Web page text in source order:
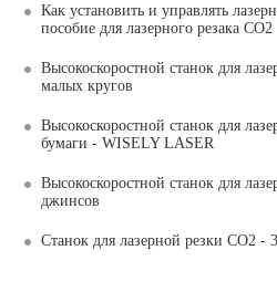
Как установить и управлять
пособие для лазерного резака CO2
Высокоскоростной станок для
малых кругов
Высокоскоростной станок для
бумаги - WISELY LASER
Высокоскоростной станок для
джинсов
Станок для лазерной резки CO2 -